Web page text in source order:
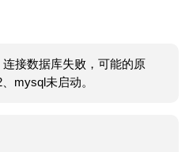
接数据库失败，可能的原
mysql未启动。